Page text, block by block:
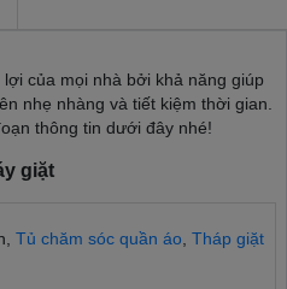
của mọi nhà bởi khả năng giúp
nhẹ nhàng và tiết kiệm thời gian.
thông tin dưới đây nhé!
giặt
Tủ chăm sóc quần áo Tháp giặt